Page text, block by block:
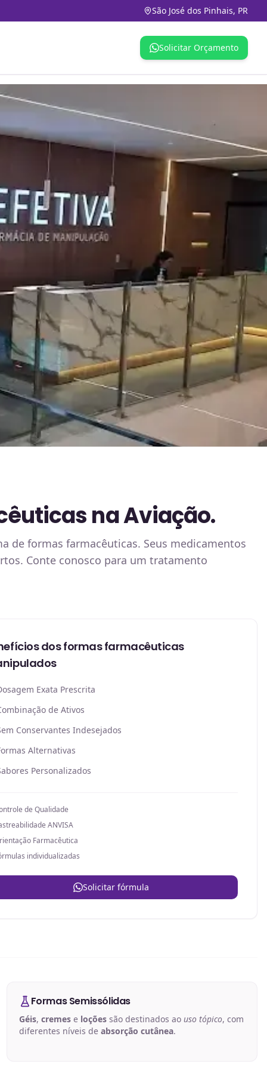
São José dos Pinhais, PR
Solicitar Orçamento
na Aviação.
de formas farmacêuticas. Seus medicamentos
Conte conosco para um tratamento
dos formas farmacêuticas
Exata Prescrita
de Ativos
Conservantes Indesejados
Alternativas
Personalizados
de Qualidade
ANVISA
Farmacêutica
individualizadas
Solicitar fórmula
Formas Semissólidas
Géis, cremese loçõessão destinados ao uso tópico, com
diferentes níveis de absorção cutânea.